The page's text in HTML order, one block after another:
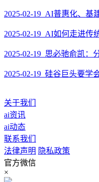
2025-02-19 AI普惠化、基
2025-02-19 AI如何走进传
2025-02-19 思必驰俞凯：
2025-02-19 硅谷巨头要学
关于我们
ai资讯
ai动态
联系我们
法律声明 隐私政策
官方微信
×